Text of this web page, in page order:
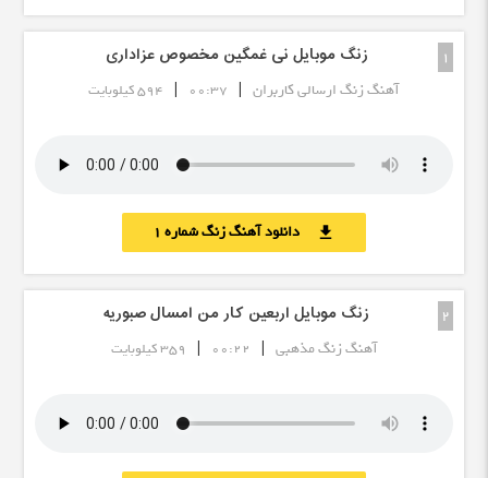
1 زنگ موبایل نی غمگین مخصوص عزاداری
آهنگ زنگ ارسالی کاربران |
00:37
| 594 کیلوبایت
download دانلود آهنگ زنگ شماره 1
2 زنگ موبایل اربعین کار من امسال صبوریه
آهنگ زنگ مذهبی |
00:22
| 359 کیلوبایت